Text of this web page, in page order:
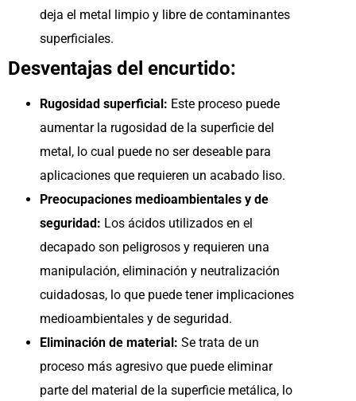
deja el metal limpio y libre de contaminantes
superficiales.
Desventajas del encurtido:
Rugosidad superficial: Este proceso puede
aumentar la rugosidad de la superficie del
metal, lo cual puede no ser deseable para
aplicaciones que requieren un acabado liso.
Preocupaciones medioambientales y de
seguridad: Los ácidos utilizados en el
decapado son peligrosos y requieren una
manipulación, eliminación y neutralización
cuidadosas, lo que puede tener implicaciones
medioambientales y de seguridad.
Eliminación de material: Se trata de un
proceso más agresivo que puede eliminar
parte del material de la superficie metálica, lo